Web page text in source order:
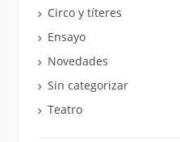
Circo y títeres
Ensayo
Novedades
Sin categorizar
Teatro